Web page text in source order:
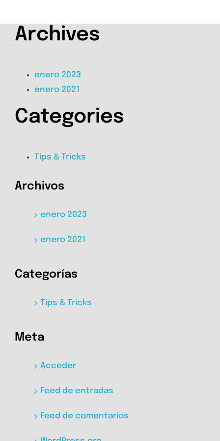
Archives
enero 2023
enero 2021
Categories
Tips & Tricks
Archivos
enero 2023
enero 2021
Categorías
Tips & Tricks
Meta
Acceder
Feed de entradas
Feed de comentarios